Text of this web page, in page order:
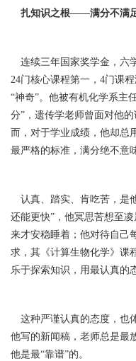
扎知识之根——满分不满
连续三年国家奖学金，六
24门核心课程第一，4门课
“神奇”。他被有机化学系主
分”，遗传学老师曾面对他
而，对于学业成绩，他却总
最严格的标准，满分绝不意
认真、踏实、肯吃苦，是
还能更快”，他冥思苦想至
来才安稳睡着；他对待自己
求，其《计算生物化学》
乐于探索知识，用最认真的
这种严谨认真的态度，也
他写的新闻稿，老师总是最
他是最“靠谱”的。